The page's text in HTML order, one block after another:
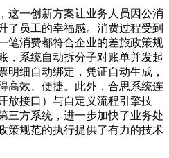
这一创新方案让业务人员因公消
了员工的幸福感。消费过程受到
笔消费都符合企业的差旅政策规
，系统自动拆分子对账单并发起
明细自动绑定，凭证自动生成，
高效、便捷。此外，合思系统连
放接口）与自定义流程引擎技
三方系统，进一步加快了业务处
策规范的执行提供了有力的技术